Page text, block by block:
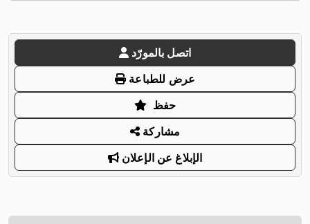
اتصل بالمورّد
عرض للطباعة
حفظ
مشاركة
الإبلاغ عن الإعلان